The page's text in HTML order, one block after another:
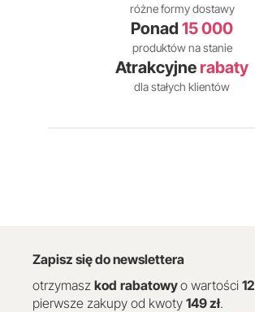
różne formy dostawy
Ponad 15 000
produktów na stanie
Atrakcyjne rabaty
dla stałych klientów
Zapisz się do newslettera
otrzymasz kod rabatowyo wartości 12
pierwsze zakupy od kwoty 149 zł.